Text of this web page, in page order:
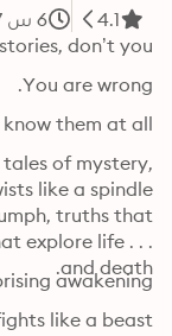
4.1 6 س 7 د
don’t you?
You are wrong.
know them at all.
and death.
awakening . . .
like a beast . . .